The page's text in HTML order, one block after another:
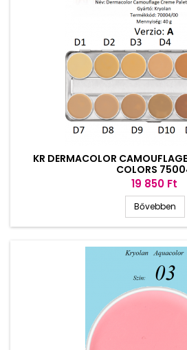
KR DERMACOLOR CAMOUFLAGE
COLORS
Ár
19 850 Ft
Bővebben